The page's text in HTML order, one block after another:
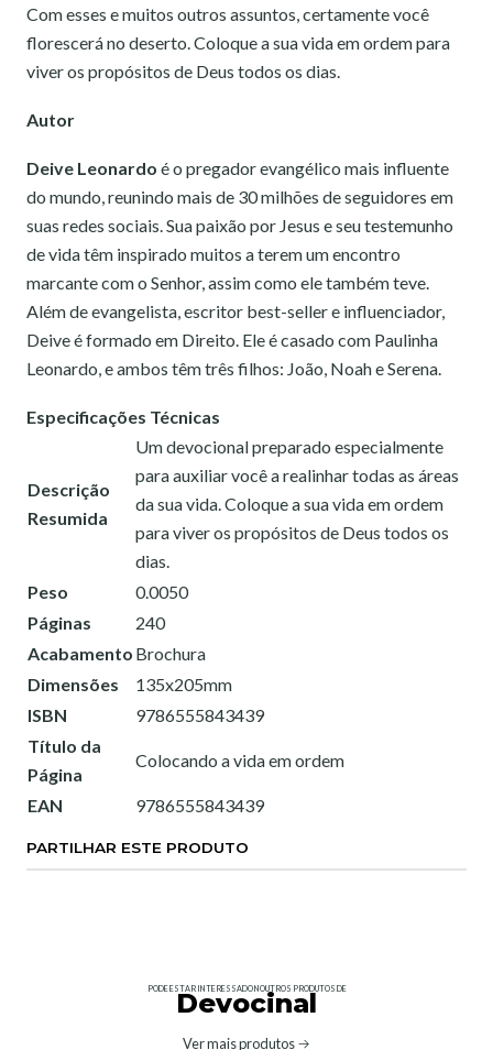
Com esses e muitos outros assuntos, certamente você
florescerá no deserto. Coloque a sua vida em ordem para
viver os propósitos de Deus todos os dias.
Autor
Deive Leonardo é o pregador evangélico mais influente
do mundo, reunindo mais de 30 milhões de seguidores em
suas redes sociais. Sua paixão por Jesus e seu testemunho
de vida têm inspirado muitos a terem um encontro
marcante com o Senhor, assim como ele também teve.
Além de evangelista, escritor best-seller e influenciador,
Deive é formado em Direito. Ele é casado com Paulinha
Leonardo, e ambos têm três filhos: João, Noah e Serena.
Especificações Técnicas
Descrição
Resumida
Um devocional preparado especialmente
para auxiliar você a realinhar todas as áreas
da sua vida. Coloque a sua vida em ordem
para viver os propósitos de Deus todos os
dias.
Peso
0.0050
Páginas
240
Acabamento Brochura
Dimensões
135x205mm
ISBN
9786555843439
Título da
Página
Colocando a vida em ordem
EAN 9786555843439
PARTILHAR ESTE PRODUTO
PODE ESTAR INTERESSADO NOUTROS PRODUTOS DE
Devocinal
Ver mais produtos